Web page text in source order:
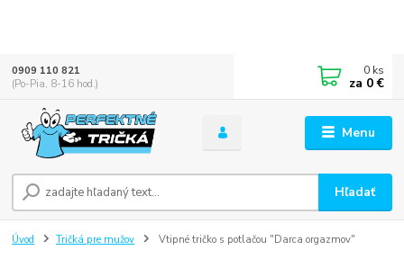
Menu
Hľadať
0909 110 821
(Po-Pia, 8-16 hod.)
0 ks
za 0 €
Úvod Tričká pre mužov Vtipné tričko s potlačou "Darca orgazmov"